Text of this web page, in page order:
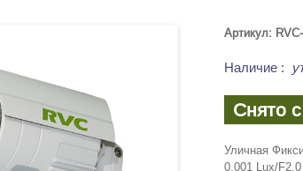
Артикул:
Наличие :
Снято
Уличная
0.001 Lux/F2.0